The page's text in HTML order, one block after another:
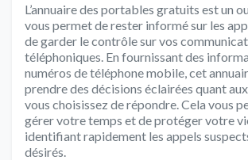
L’annuaire des portables gratuits est un
vous permet de rester informé sur les
de garder le contrôle sur vos
téléphoniques. En fournissant des
numéros de téléphone mobile, cet
prendre des décisions éclairées quant
vous choisissez de répondre. Cela vous
gérer votre temps et de protéger votre
identifiant rapidement les appels
désirés.